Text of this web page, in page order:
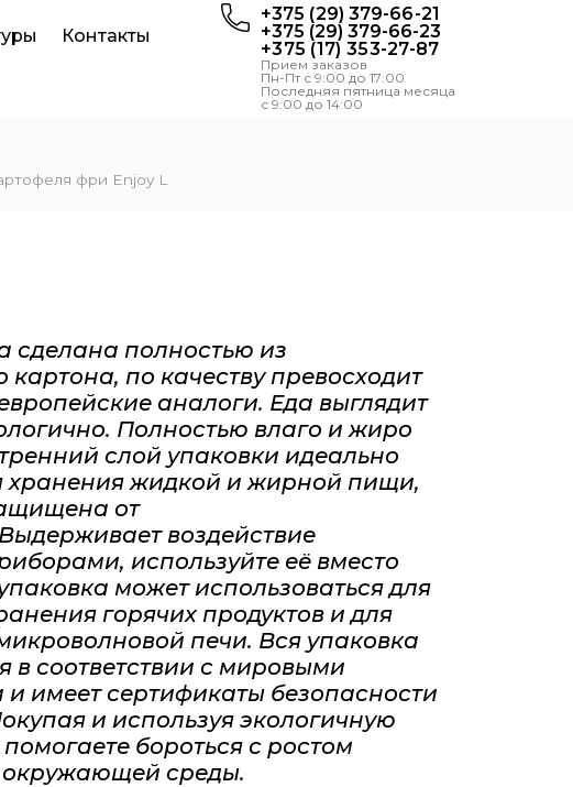
Контакты
+375 (29) 379-66-21
+375 (29) 379-66-23
+375 (17) 353-27-87
Прием заказов
Пн-Пт с 9:00 до 17:00
Последняя пятница месяца
с 9:00 до 14:00
фри Enjoy L
сделана полностью из
карто­на, по качеству превосходит
аналоги. Еда выглядит
Полностью влаго и жиро
слой упаковки идеально
хранения жидкой и жирной пищи,
от
Выдерживает воздействие
используйте её вместо
может использоваться для
горячих продуктов и для
печи. Вся упаковка
в соответствии с мировыми
имеет сертификаты безопасности
и используя экологичную
бороться с ростом
окружающей среды.